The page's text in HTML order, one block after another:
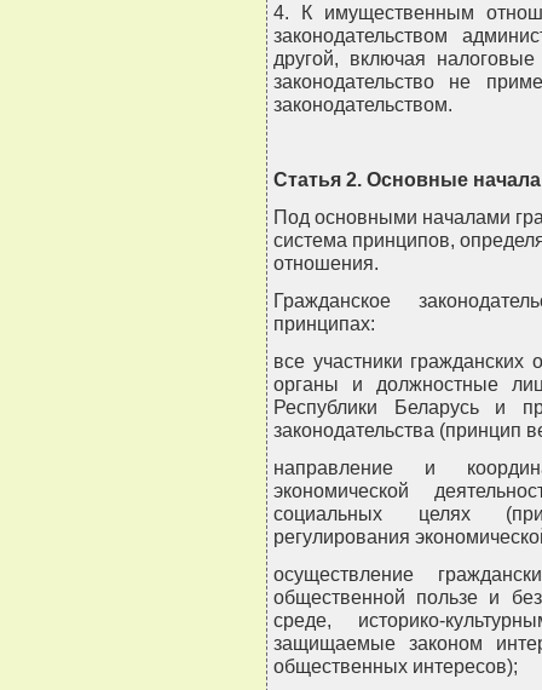
4. К имущественным
законодательством
другой, включая
законодательство не
законодательством.
Статья 2. Основные
Под основными началами
система принципов,
отношения.
Гражданское
принципах:
все участники гражданских
органы и должностные
Республики Беларусь и
законодательства (принцип
направление и
экономической
социальных целях
регулирования
осуществление
общественной пользе и
среде, историко-
защищаемые законом
общественных интересов);